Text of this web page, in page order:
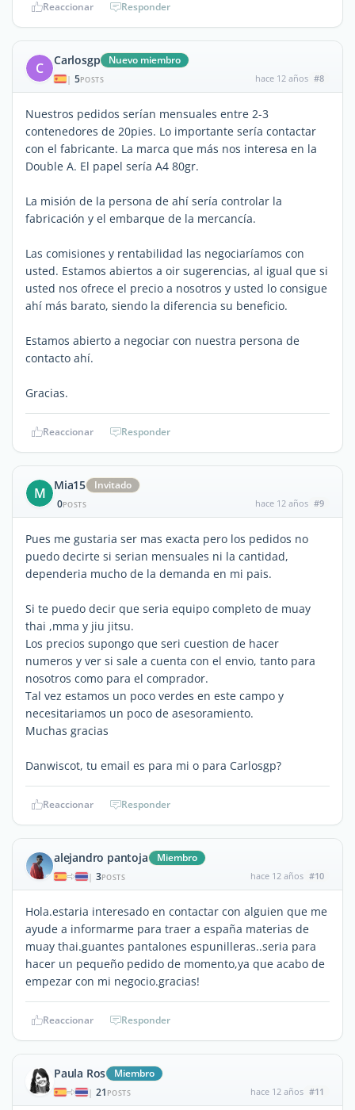
Reaccionar Responder
C Carlosgp Nuevo miembro
| 5POSTS hace 12 años #8
Nuestros pedidos serían mensuales entre 2-3
contenedores de 20pies. Lo importante sería contactar
con el fabricante. La marca que más nos interesa en la
Double A. El papel sería A4 80gr.
La misión de la persona de ahí sería controlar la
fabricación y el embarque de la mercancía.
Las comisiones y rentabilidad las negociaríamos con
usted. Estamos abiertos a oir sugerencias, al igual que si
usted nos ofrece el precio a nosotros y usted lo consigue
ahí más barato, siendo la diferencia su beneficio.
Estamos abierto a negociar con nuestra persona de
contacto ahí.
Gracias.
Reaccionar Responder
M Mia15
Invitado
0POSTS hace 12 años #9
Pues me gustaria ser mas exacta pero los pedidos no
puedo decirte si serian mensuales ni la cantidad,
dependeria mucho de la demanda en mi pais.
Si te puedo decir que seria equipo completo de muay
thai ,mma y jiu jitsu.
Los precios supongo que seri cuestion de hacer
numeros y ver si sale a cuenta con el envio, tanto para
nosotros como para el comprador.
Tal vez estamos un poco verdes en este campo y
necesitariamos un poco de asesoramiento.
Muchas gracias
Danwiscot, tu email es para mi o para Carlosgp?
Reaccionar Responder
alejandro pantoja Miembro
| 3POSTS hace 12 años #10
Hola.estaria interesado en contactar con alguien que me
ayude a informarme para traer a españa materias de
muay thai.guantes pantalones espunilleras..seria para
hacer un pequeño pedido de momento,ya que acabo de
empezar con mi negocio.gracias!
Reaccionar Responder
Paula Ros Miembro
| 21 POSTS hace 12 años #11